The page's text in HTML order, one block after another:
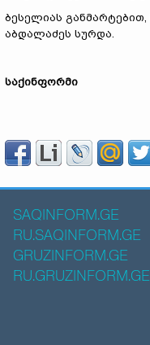
ბესელიას
აბდალაძეს სურდა.
საქინფორმი
SAQINFORM.GE
RU.SAQINFORM.GE
GRUZINFORM.GE
RU.GRUZINFORM.GE